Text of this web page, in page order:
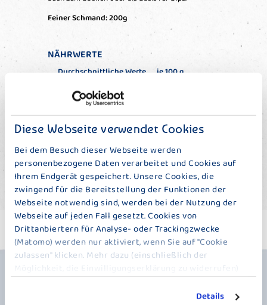
Diese Webseite verwendet Cookies
Bei dem Besuch dieser Webseite werden
personenbezogene Daten verarbeitet und Cookies auf
Ihrem Endgerät gespeichert. Unsere Cookies, die
zwingend für die Bereitstellung der Funktionen der
Webseite notwendig sind, werden bei der Nutzung der
Webseite auf jeden Fall gesetzt. Cookies von
Drittanbiertern für Analyse- oder Trackingzwecke
(Matomo) werden nur aktiviert, wenn Sie auf "Cookie
zulassen" klicken. Mehr dazu (einschließlich der
Möglichkeit, die Einwilligungserklärung zu widerrufen)
erfahren Sie in unsererDatenschutzerklärung.
Details
Feiner Schmand: 200g
NÄHRWERTE
Durchschnittliche Werte
je 100 g
Fett (g)
ges. Fettsäuren (g)
16,7
Kohlenhydrate (g)
3,4
Zucker (g)
Eiweiß (g)
2,7
Salz (g)
0,08